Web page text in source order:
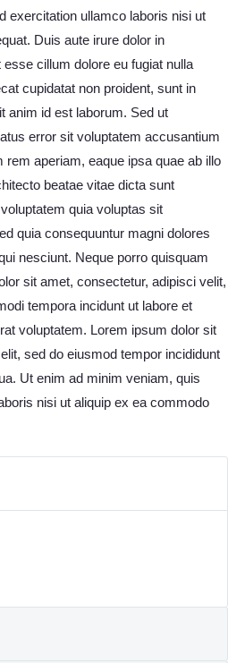
exercitation ullamco laboris nisi ut
Duis aute irure dolor in
cillum dolore eu fugiat nulla
cupidatat non proident, sunt in
anim id est laborum. Sed ut
error sit voluptatem accusantium
rem aperiam, eaque ipsa quae ab illo
beatae vitae dicta sunt
quia voluptas sit
quia consequuntur magni dolores
nesciunt. Neque porro quisquam
sit amet, consectetur, adipisci velit,
tempora incidunt ut labore et
voluptatem. Lorem ipsum dolor sit
sed do eiusmod tempor incididunt
Ut enim ad minim veniam, quis
nisi ut aliquip ex ea commodo